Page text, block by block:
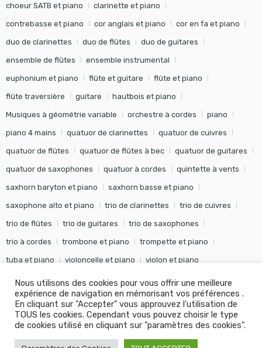
choeur SATB et piano clarinette et piano
contrebasse et piano cor anglais et piano cor en fa et piano
duo de clarinettes duo de flûtes duo de guitares
ensemble de flûtes ensemble instrumental
euphonium et piano flûte et guitare flûte et piano
flûte traversière guitare hautbois et piano
Musiques à géométrie variable orchestre à cordes piano
piano 4 mains quatuor de clarinettes quatuor de cuivres
quatuor de flûtes quatuor de flûtes à bec quatuor de guitares
quatuor de saxophones quatuor à cordes quintette à vents
saxhorn baryton et piano saxhorn basse et piano
saxophone alto et piano trio de clarinettes trio de cuivres
trio de flûtes trio de guitares trio de saxophones
trio à cordes trombone et piano trompette et piano
tuba et piano violoncelle et piano violon et piano
© Editions Soldano - Tous droits réservés - Conception Khalid
KANOUF Agence Digitale
Nous utilisons des cookies pour vous offrir une meilleure
expérience de navigation en mémorisant vos préférences .
En cliquant sur "Accepter" vous approuvez l'utilisation de
TOUS les cookies. Cependant vous pouvez choisir le type
de cookies utilisé en cliquant sur "paramètres des cookies".